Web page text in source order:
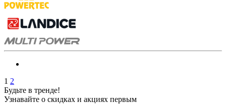
1 2
Будьте в тренде!
Узнавайте о скидках и акциях первым